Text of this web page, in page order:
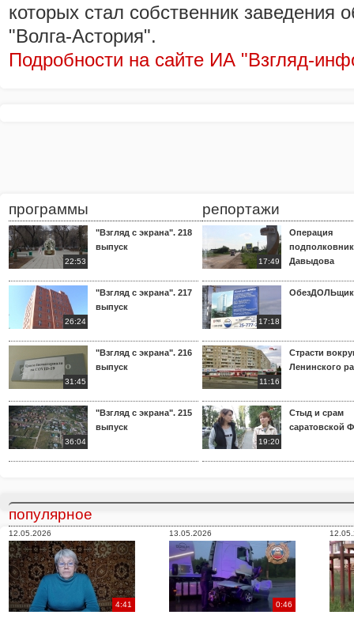
которых стал собственник
"Волга-Астория".
Подробности на сайте ИА "Взгляд-
программы
22:53
"Взгляд с экрана". 218
выпуск
26:24
"Взгляд с экрана". 217
выпуск
31:45
"Взгляд с экрана". 216
выпуск
36:04
"Взгляд с экрана". 215
выпуск
репортажи
17:49
Операция
Давыдова
17:18
11:16
Страсти
Ленинского
19:20
Стыд и срам
саратовской
популярное
12.05.2026
4:41
13.05.2026
0:46